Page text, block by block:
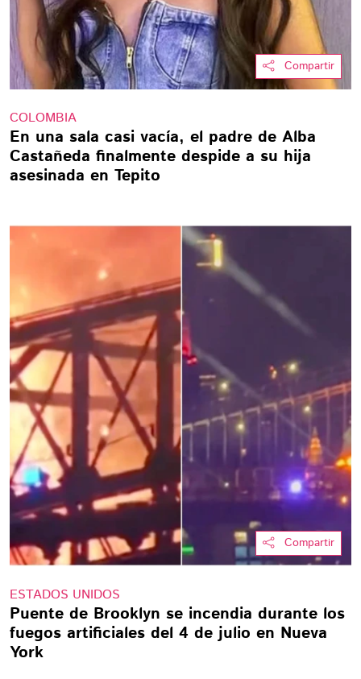
Compartir
COLOMBIA
En una sala casi vacía, el padre de Alba
Castañeda finalmente despide a su hija
asesinada en Tepito
Compartir
ESTADOS UNIDOS
Puente de Brooklyn se incendia durante los
fuegos artificiales del 4 de julio en Nueva
York